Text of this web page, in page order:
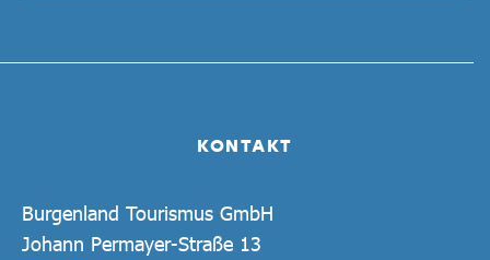
KONTAKT
Burgenland Tourismus GmbH
Johann Permayer-Straße 13